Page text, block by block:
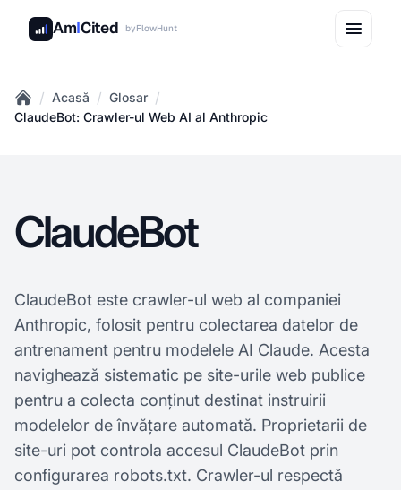
AmICited byFlowHunt
Home
/ Acasă / Glosar /
ClaudeBot: Crawler-ul Web AI al Anthropic
ClaudeBot
ClaudeBot este crawler-ul web al companiei
Anthropic, folosit pentru colectarea datelor de
antrenament pentru modelele AI Claude. Acesta
navighează sistematic pe site-urile web publice
pentru a colecta conținut destinat instruirii
modelelor de învățare automată. Proprietarii de
site-uri pot controla accesul ClaudeBot prin
configurarea robots.txt. Crawler-ul respectă